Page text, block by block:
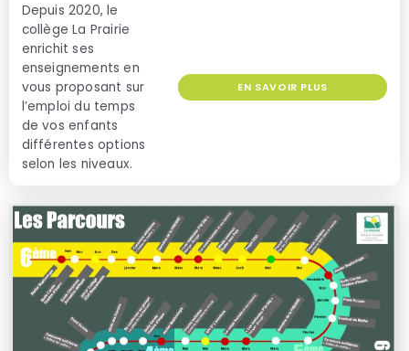
Depuis 2020, le
collège La Prairie
enrichit ses
enseignements en
vous proposant sur
l’emploi du temps
de vos enfants
différentes options
selon les niveaux.
EN SAVOIR PLUS